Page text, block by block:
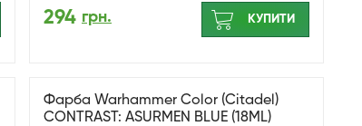
294 грн. КУПИТИ
Фарба Warhammer Color (Citadel)
CONTRAST: ASURMEN BLUE (18ML)